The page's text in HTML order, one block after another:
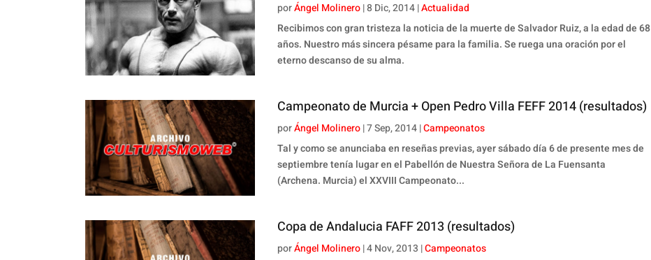
porÁngel Molinero|8 Dic, 2014|Actualidad
Recibimos con gran tristeza la noticia de la muerte de Salvador Ruiz, a la edad de 68
años. Nuestro más sincera pésame para la familia. Se ruega una oración por el
eterno descanso de su alma.
Campeonato de Murcia + Open Pedro Villa FEFF 2014 (resultados)
porÁngel Molinero|7 Sep, 2014|Campeonatos
Tal y como se anunciaba en reseñas previas, ayer sábado día 6 de presente mes de
septiembre tenía lugar en el Pabellón de Nuestra Señora de La Fuensanta
(Archena. Murcia) el XXVIII Campeonato...
Copa de Andalucia FAFF 2013 (resultados)
porÁngel Molinero|4 Nov, 2013 |Campeonatos